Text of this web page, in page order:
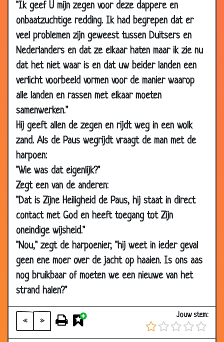
"Ik geef U mijn zegen voor deze dappere en
onbaatzuchtige redding. Ik had begrepen dat er
veel problemen zijn geweest tussen Duitsers en
Nederlanders en dat ze elkaar haten maar ik zie nu
dat het niet waar is en dat uw beider landen een
verlicht voorbeeld vormen voor de manier waarop
alle landen en rassen met elkaar moeten
samenwerken."
Hij geeft allen de zegen en rijdt weg in een wolk
zand. Als de Paus wegrijdt vraagt de man met de
harpoen:
"Wie was dat eigenlijk?"
Zegt een van de anderen:
"Dat is Zijne Heiligheid de Paus, hij staat in direct
contact met God en heeft toegang tot Zijn
oneindige wijsheid."
"Nou," zegt de harpoenier, "hij weet in ieder geval
geen ene moer over de jacht op haaien. Is ons aas
nog bruikbaar of moeten we een nieuwe van het
strand halen?"
« »
Jouw stem:
30 Dec
2006
Lourdes doet alles!
14 Dec 2006 Leugens
2.90
10 Dec
2006
Kerkgeld 3.02
28 Nov 2006 Jezus en Maria Magdelena
3.37
22 Nov 2006
Auto kopen
22 Nov 2006
De belastinginspecteur
17 Nov 2006
Nieuwe Bijbelvertaling
Ladyshave
14 Nov 2006
Christelijk?
13 Oct 2006
In de hel
03 Oct 2006
Hemel en hel
3.10
13 Sep 2006
Jezus
30 Aug
2006
Vier kardinalen
25 Aug 2006 Aanrijding
2.90
19 Aug 2006
Donker hier hè?
2.91
21 Jun 2006
22 Apr 2006
Overstroming
3.10
15 Apr 2006
2.97